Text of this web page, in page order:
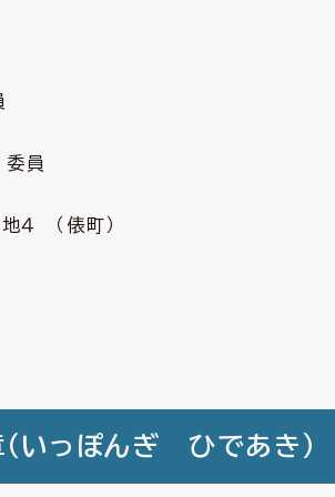
員
（俵町）
っぽんぎ ひであき）